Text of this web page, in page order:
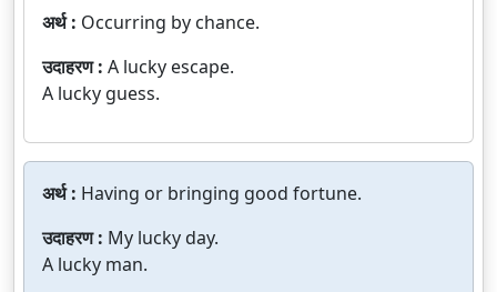
अर्थ : Occurring by chance.
उदाहरण : A lucky escape.
A lucky guess.
अर्थ : Having or bringing good fortune.
उदाहरण : My lucky day.
A lucky man.